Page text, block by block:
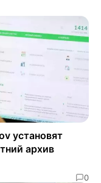
установят
архив
0